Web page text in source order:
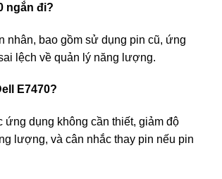
ngắn đi?
bao gồm sử dụng pin cũ, ứng
lệch về quản lý năng lượng.
E7470?
dụng không cần thiết, giảm độ
lượng, và cân nhắc thay pin nếu pin